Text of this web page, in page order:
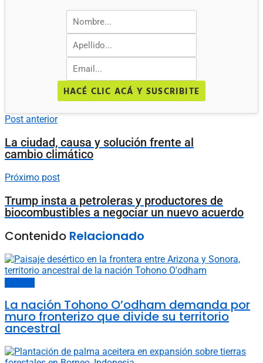
HACÉ CLIC ACÁ Y SUSCRIBITE
Post anterior
La ciudad, causa y solución frente al
cambio climático
Próximo post
Trump insta a petroleras y productores de
biocombustibles a negociar un nuevo acuerdo
Contenido Relacionado
La nación Tohono O’odham demanda por
muro fronterizo que divide su territorio
ancestral